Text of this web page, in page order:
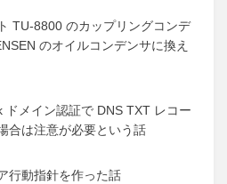
TU-8800 のカップリングコンデ
のオイルコンデンサに換え
ドメイン認証で DNS TXT レコー
合は注意が必要という話
行動指針を作った話